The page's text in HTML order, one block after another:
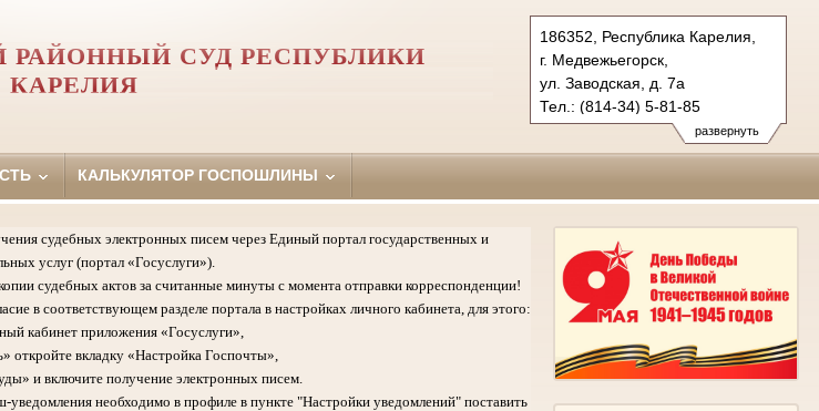
развернуть
186352, Республика Карелия,
г. Медвежьегорск,
ул. Заводская, д. 7а
Тел.: (814-34) 5-81-85
medvezhegorsky.kar@sudrf.ru
РАЙОННЫЙ СУД РЕСПУБЛИКИ
КАРЕЛИЯ
КАЛЬКУЛЯТОР ГОСПОШЛИНЫ
судебных электронных писем через Единый портал государственных и
услуг (портал «Госуслуги»).
судебных актов за считанные минуты с момента отправки корреспонденции!
в соответствующем разделе портала в настройках личного кабинета, для этого:
кабинет приложения «Госуслуги»,
откройте вкладку «Настройка Госпочты»,
и включите получение электронных писем.
необходимо в профиле в пункте "Настройки уведомлений" поставить